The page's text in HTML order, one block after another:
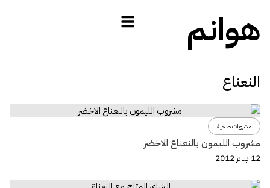
هوانم
النعناع
مشروبات صحية
مشروب الليمون بالنعناع الاخضر
12 يناير 2012